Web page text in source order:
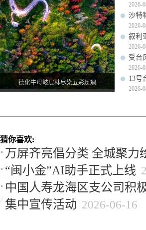
德化牛母岐层林尽染五彩斑斓
2026-
沙特
2026-
叙利
2026-
受台
2026-
13号
2026-
猜你喜欢:
万屏齐亮倡分类 全城聚力
“闽小金”AI助手正式上线
中国人寿龙海区支公司积
集中宣传活动 2026-06-16